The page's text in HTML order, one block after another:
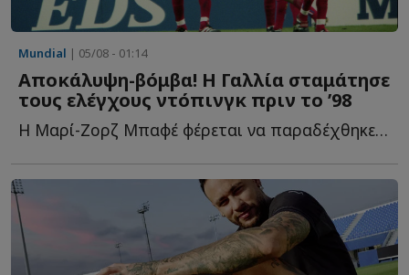
Mundial | 05/08 - 01:14
Αποκάλυψη-βόμβα! Η Γαλλία σταμάτησε
τους ελέγχους ντόπινγκ πριν το ’98
Η Μαρί-Ζορζ Μπαφέ φέρεται να παραδέχθηκε ότι οι έλεγχοι σ...